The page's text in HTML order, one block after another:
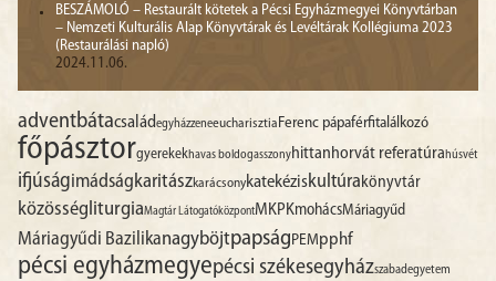
BESZÁMOLÓ – Restaurált kötetek a Pécsi Egyházmegyei Könyvtárban
– Nemzeti Kulturális Alap Könyvtárak és Levéltárak Kollégiuma 2023
(Restaurálási napló)
2024.11.06.
adventbátacsaládegyházzeneeucharisztia Ferenc pápaférfitalálkozó
főpásztorgyerekekhavas boldogasszonyhittanhorvát referatúrahúsvét
ifjúságimádságkaritászkarácsonykatekéziskultúra könyvtár
közösségliturgiaMagtár LátogatóközpontMKPKmohácsMáriagyűd
Máriagyűdi Bazilikanagyböjtpapság PEMpphf
pécsi egyházmegyepécsi székesegyházszabadegyetem